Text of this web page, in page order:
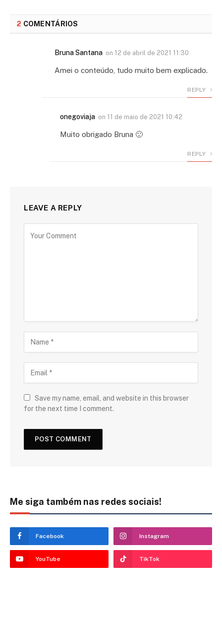
2 COMENTÁRIOS
Bruna Santana on 12 de abril de 2021 11:30
Amei o conteúdo, tudo muito bem explicado.
REPLY
onegoviaja on 11 de maio de 2021 10:42
Muito obrigado Bruna 🙂
REPLY
LEAVE A REPLY
Save my name, email, and website in this browser
for the next time I comment.
Me siga também nas redes sociais!
Facebook Instagram
YouTube TikTok